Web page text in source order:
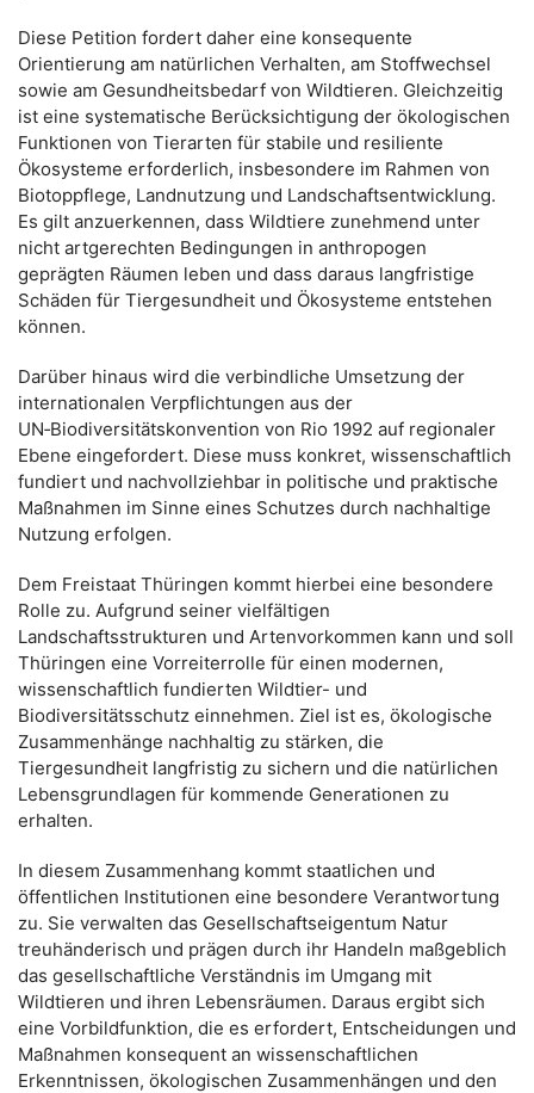
Diese Petition fordert daher eine konsequente
Orientierung am natürlichen Verhalten, am Stoffwechsel
sowie am Gesundheitsbedarf von Wildtieren. Gleichzeitig
ist eine systematische Berücksichtigung der ökologischen
Funktionen von Tierarten für stabile und resiliente
Ökosysteme erforderlich, insbesondere im Rahmen von
Biotoppflege, Landnutzung und Landschaftsentwicklung.
Es gilt anzuerkennen, dass Wildtiere zunehmend unter
nicht artgerechten Bedingungen in anthropogen
geprägten Räumen leben und dass daraus langfristige
Schäden für Tiergesundheit und Ökosysteme entstehen
können.
Darüber hinaus wird die verbindliche Umsetzung der
internationalen Verpflichtungen aus der
UN‑Biodiversitätskonvention von Rio 1992 auf regionaler
Ebene eingefordert. Diese muss konkret, wissenschaftlich
fundiert und nachvollziehbar in politische und praktische
Maßnahmen im Sinne eines Schutzes durch nachhaltige
Nutzung erfolgen.
Dem Freistaat Thüringen kommt hierbei eine besondere
Rolle zu. Aufgrund seiner vielfältigen
Landschaftsstrukturen und Artenvorkommen kann und soll
Thüringen eine Vorreiterrolle für einen modernen,
wissenschaftlich fundierten Wildtier- und
Biodiversitätsschutz einnehmen. Ziel ist es, ökologische
Zusammenhänge nachhaltig zu stärken, die
Tiergesundheit langfristig zu sichern und die natürlichen
Lebensgrundlagen für kommende Generationen zu
erhalten.
In diesem Zusammenhang kommt staatlichen und
öffentlichen Institutionen eine besondere Verantwortung
zu. Sie verwalten das Gesellschaftseigentum Natur
treuhänderisch und prägen durch ihr Handeln maßgeblich
das gesellschaftliche Verständnis im Umgang mit
Wildtieren und ihren Lebensräumen. Daraus ergibt sich
eine Vorbildfunktion, die es erfordert, Entscheidungen und
Maßnahmen konsequent an wissenschaftlichen
Erkenntnissen, ökologischen Zusammenhängen und den